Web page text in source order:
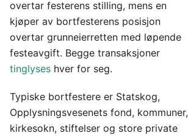
overtar festerens stilling, mens en
kjøper av bortfesterens posisjon
overtar grunneierretten med løpende
festeavgift. Begge transaksjoner
tinglyses hver for seg.
Typiske bortfestere er Statskog,
Opplysningsvesenets fond, kommuner,
kirkesokn, stiftelser og store private